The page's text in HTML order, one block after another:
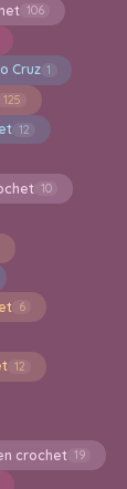
106
Cruz 1
125
12
10
6
12
crochet 19